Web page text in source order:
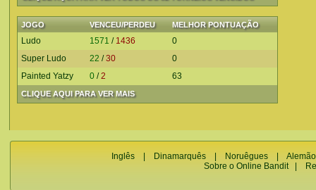
JOGO VENCEU/PERDEU MELHOR PONTUAÇÃO
CLIQUE AQUI PARA VER MAIS
Ludo 1571 / 1436
0
Super Ludo
22 /30
0
Painted Yatzy
0 /2 63
Inglês Dinamarquês Noruêgues
Alemão
Sobre o Online Bandit|